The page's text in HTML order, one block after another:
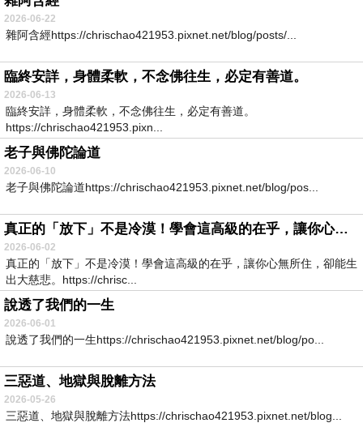
2026-06-22
雜阿含經https://chrischao421953.pixnet.net/blog/posts/...
臨終安詳，身體柔軟，不念佛往生，必定有善道。
2026-06-13
臨終安詳，身體柔軟，不念佛往生，必定有善道。
https://chrischao421953.pixn...
老子與佛陀論道
2026-06-10
老子與佛陀論道https://chrischao421953.pixnet.net/blog/pos...
真正的「放下」不是冷漠！學會這高級的在乎，讓你心無所住，卻能生出大慈悲。
2026-06-02
真正的「放下」不是冷漠！學會這高級的在乎，讓你心無所住，卻能生
出大慈悲。https://chrisc...
說透了我們的一生
2026-06-01
說透了我們的一生https://chrischao421953.pixnet.net/blog/po...
三惡道、地獄與脫離方法
2026-05-26
三惡道、地獄與脫離方法https://chrischao421953.pixnet.net/blog...